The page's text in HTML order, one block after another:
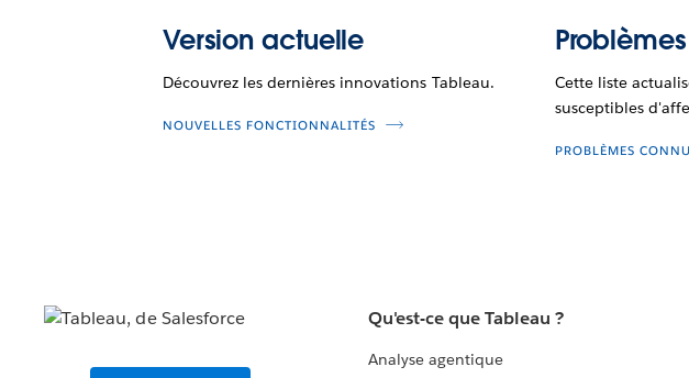
Version actuelle
Découvrez les dernières innovations Tableau.
NOUVELLES FONCTIONNALITÉS
Cette liste
susceptibles
PROBLÈMES
Qu'est-ce que Tableau ?
Analyse agentique